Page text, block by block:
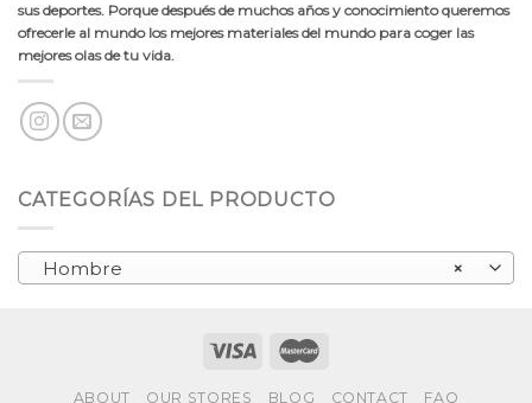
sus deportes. Porque después de muchos años y conocimiento queremos
ofrecerle al mundo los mejores materiales del mundo para coger las
mejores olas de tu vida.
CATEGORÍAS DEL PRODUCTO
×
Hombre
ABOUT OUR STORES BLOG CONTACT FAQ